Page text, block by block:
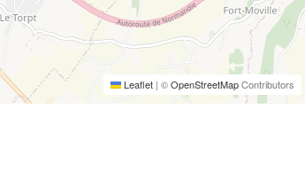
Leaflet | ©OpenStreetMapContributors